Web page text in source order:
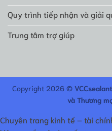
Quy trình tiếp nhận và giải
Trung tâm trợ giúp
Copyright 2026 ©
và Thương
Chuyên trang kinh tế – tài